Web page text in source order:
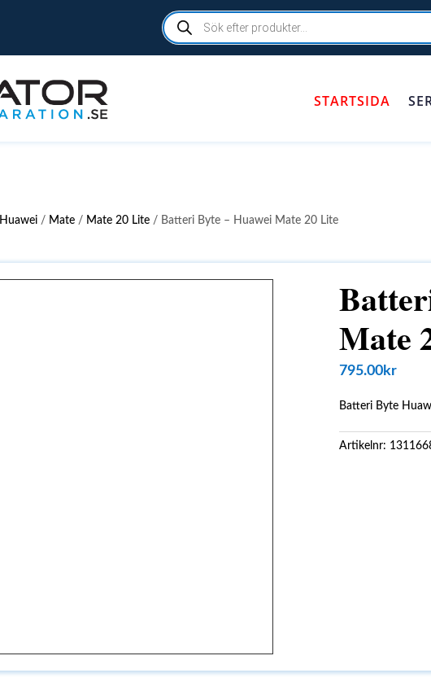
Products
search
STARTSIDA
Huawei / Mate / Mate 20 Lite / Batteri Byte – Huawei Mate 20 Lite
Mate
795.00kr
Batteri Byte
Artikelnr: